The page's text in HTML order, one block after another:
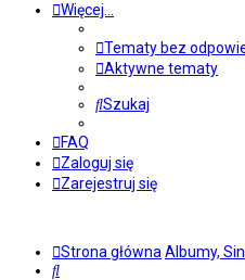
Więcej…
Tematy bez
Aktywne tematy
Szukaj
FAQ
Zaloguj się
Zarejestruj się
Strona główna Albumy,
Szukaj